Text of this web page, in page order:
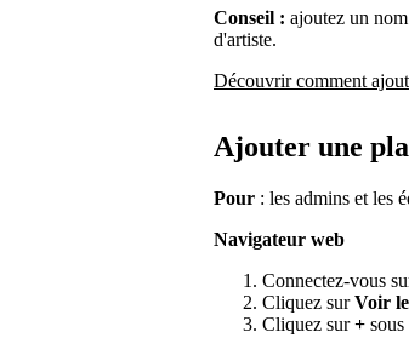
Conseil : ajoutez un
d'artiste.
Découvrir comment
Ajouter une
Pour : les admins et les
Navigateur web
Connectez-vous
Cliquez surVoir
Cliquez sur+ sous